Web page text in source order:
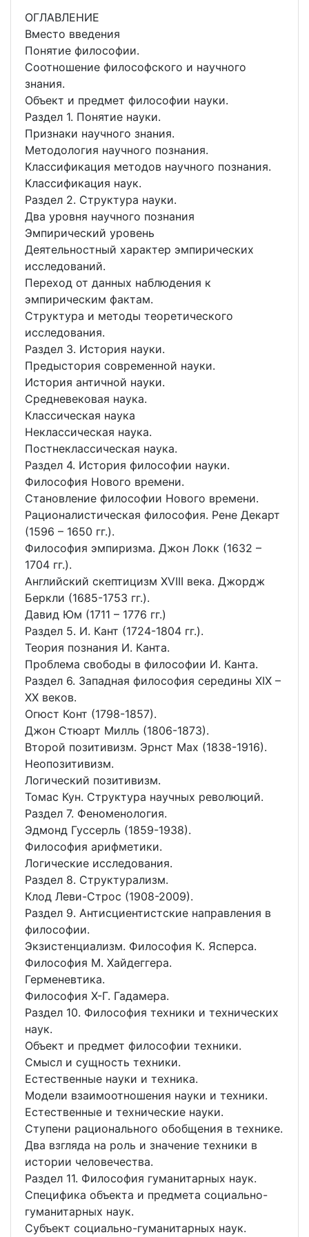
ОГЛАВЛЕНИЕ
Вместо введения
Понятие философии.
Соотношение философского и научного
знания.
Объект и предмет философии науки.
Раздел 1. Понятие науки.
Признаки научного знания.
Методология научного познания.
Классификация методов научного познания.
Классификация наук.
Раздел 2. Структура науки.
Два уровня научного познания
Эмпирический уровень
Деятельностный характер эмпирических
исследований.
Переход от данных наблюдения к
эмпирическим фактам.
Структура и методы теоретического
исследования.
Раздел 3. История науки.
Предыстория современной науки.
История античной науки.
Средневековая наука.
Классическая наука
Неклассическая наука.
Постнеклассическая наука.
Раздел 4. История философии науки.
Философия Нового времени.
Становление философии Нового времени.
Рационалистическая философия. Рене Декарт
(1596 – 1650 гг.).
Философия эмпиризма. Джон Локк (1632 –
1704 гг.).
Английский скептицизм ΧVIII века. Джордж
Беркли (1685-1753 гг.).
Давид Юм (1711 – 1776 гг.)
Раздел 5. И. Кант (1724-1804 гг.).
Теория познания И. Канта.
Проблема свободы в философии И. Канта.
Раздел 6. Западная философия середины ХΙХ –
ХХ веков.
Огюст Конт (1798-1857).
Джон Стюарт Милль (1806-1873).
Второй позитивизм. Эрнст Мах (1838-1916).
Неопозитивизм.
Логический позитивизм.
Томас Кун. Структура научных революций.
Раздел 7. Феноменология.
Эдмонд Гуссерль (1859-1938).
Философия арифметики.
Логические исследования.
Раздел 8. Структурализм.
Клод Леви-Строс (1908-2009).
Раздел 9. Антисциентистские направления в
философии.
Экзистенциализм. Философия К. Ясперса.
Философия М. Хайдеггера.
Герменевтика.
Философия Х-Г. Гадамера.
Раздел 10. Философия техники и технических
наук.
Объект и предмет философии техники.
Смысл и сущность техники.
Естественные науки и техника.
Модели взаимоотношения науки и техники.
Естественные и технические науки.
Ступени рационального обобщения в технике.
Два взгляда на роль и значение техники в
истории человечества.
Раздел 11. Философия гуманитарных наук.
Специфика объекта и предмета социально-
гуманитарных наук.
Субъект социально-гуманитарных наук.